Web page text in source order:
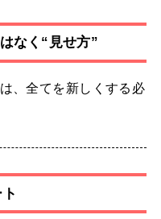
なく“見せ方”
、全てを新しくする必